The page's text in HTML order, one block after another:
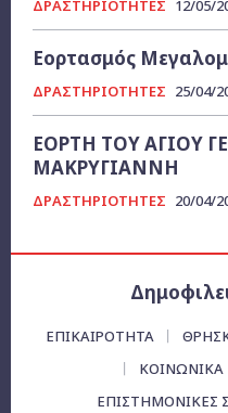
ΔΡΑΣΤΗΡΙΟΤΗΤΕΣ 12/05/
Εορτασμός
ΔΡΑΣΤΗΡΙΟΤΗΤΕΣ 25/04/
ΕΟΡΤΗ ΤΟΥ ΑΓΙΟΥ
ΜΑΚΡΥΓΙΑΝΝΗ
ΔΡΑΣΤΗΡΙΟΤΗΤΕΣ 20/04/
ΕΠΙΚΑΙΡΌΤΗΤΑ
ΚΟΙΝΩΝΙΚΑ
ΕΠΙΣΤΗΜΟΝΙΚΕΣ